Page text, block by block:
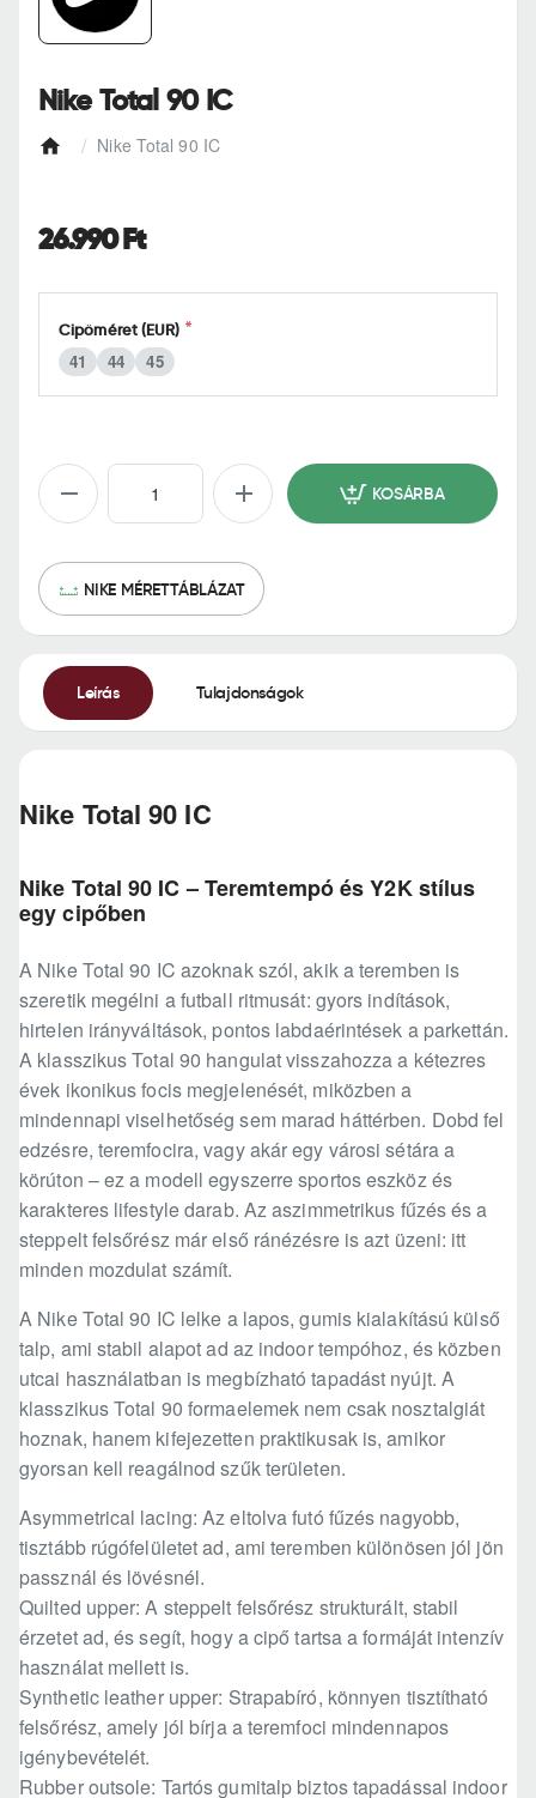
e
Nike Total 90 IC
Nike Total 90 IC
26.990 Ft
Cipőméret (EUR)
41 44 45
KOSÁRBA
NIKE MÉRETTÁBLÁZAT
Leírás Tulajdonságok
Nike Total 90 IC
Nike Total 90 IC – Teremtempó és Y2K stílus
egy cipőben
A Nike Total 90 IC azoknak szól, akik a teremben is
szeretik megélni a futball ritmusát: gyors indítások,
hirtelen irányváltások, pontos labdaérintések a parkettán.
A klasszikus Total 90 hangulat visszahozza a kétezres
évek ikonikus focis megjelenését, miközben a
mindennapi viselhetőség sem marad háttérben. Dobd fel
edzésre, teremfocira, vagy akár egy városi sétára a
körúton – ez a modell egyszerre sportos eszköz és
karakteres lifestyle darab. Az aszimmetrikus fűzés és a
steppelt felsőrész már első ránézésre is azt üzeni: itt
minden mozdulat számít.
A Nike Total 90 IC lelke a lapos, gumis kialakítású külső
talp, ami stabil alapot ad az indoor tempóhoz, és közben
utcai használatban is megbízható tapadást nyújt. A
klasszikus Total 90 formaelemek nem csak nosztalgiát
hoznak, hanem kifejezetten praktikusak is, amikor
gyorsan kell reagálnod szűk területen.
Asymmetrical lacing: Az eltolva futó fűzés nagyobb,
tisztább rúgófelületet ad, ami teremben különösen jól jön
passznál és lövésnél.
Quilted upper: A steppelt felsőrész strukturált, stabil
érzetet ad, és segít, hogy a cipő tartsa a formáját intenzív
használat mellett is.
Synthetic leather upper: Strapabíró, könnyen tisztítható
felsőrész, amely jól bírja a teremfoci mindennapos
igénybevételét.
Rubber outsole: Tartós gumitalp biztos tapadással indoor